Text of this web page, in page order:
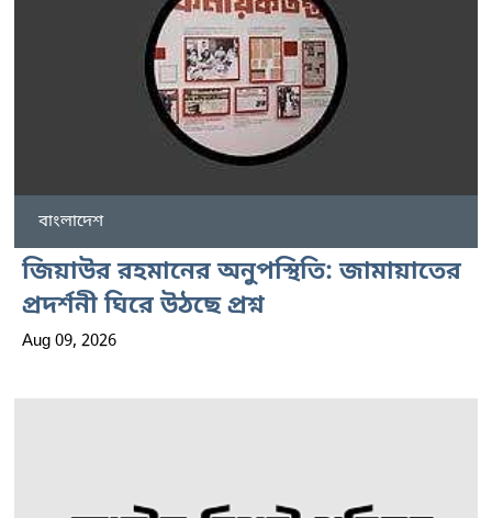
বাংলাদেশ
জিয়াউর রহমানের অনুপস্থিতি: জামায়াতের
প্রদর্শনী ঘিরে উঠছে প্রশ্ন
Aug 09, 2026